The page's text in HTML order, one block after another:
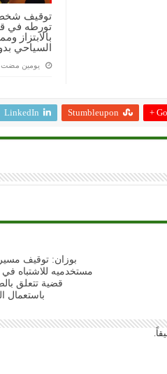
توقيف
تورطه في
بالابتزاز
السياحي
‏يومين مضت
Stumbleupon
LinkedIn
بوزان: توقيف
مستخدميه للاشتباه
قضية تتعلق
باستعمال